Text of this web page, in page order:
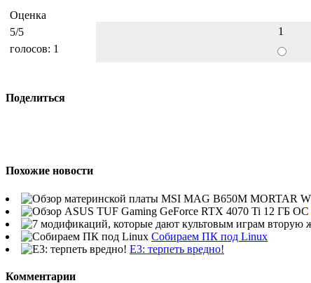
Оценка
5/5
голосов: 1
1
Поделиться
Похожие новости
Собираем ПК под Linux
E3: терпеть вредно!
Комментарии